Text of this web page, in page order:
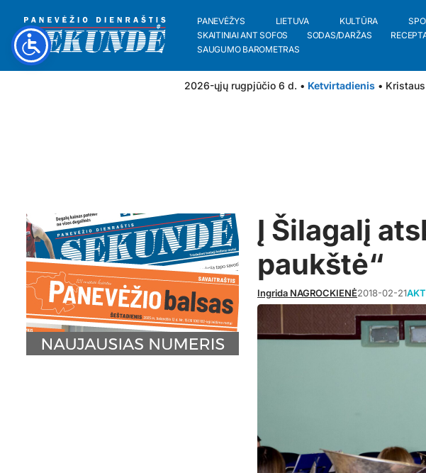
PANEVĖŽYS LIETUVA KULTŪRA
SKAITINIAI ANT SOFOS
SODAS/DARŽAS
SAUGUMO BAROMETRAS
2026-ųjų rugpjūčio 6 d. • Ketvirtadienis •
Į Šilagalį
paukštė“
Ingrida NAGROCKIENĖ2018-02-21